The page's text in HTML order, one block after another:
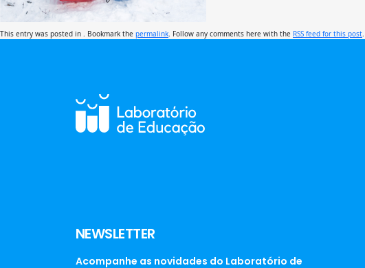
This entry was posted in . Bookmark the permalink . Follow any comments here with the RSS feed for this post
NEWSLETTER
Acompanhe as novidades do Laboratório de